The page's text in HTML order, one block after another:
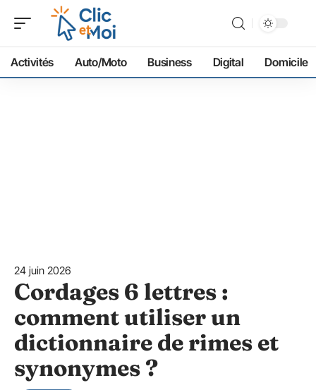
Activités Auto/Moto Business Digital Domicile
24 juin 2026
Cordages 6 lettres :
comment utiliser un
dictionnaire de rimes et
synonymes ?